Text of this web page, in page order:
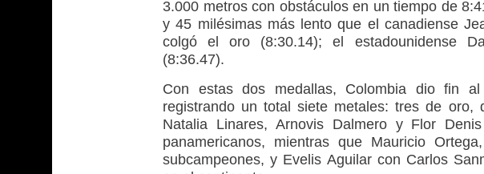
3.000 metros con obstáculos en un tiempo de
y 45 milésimas más lento que el canadiense
colgó el oro (8:30.14); el estadounidense
(8:36.47).
Con estas dos medallas, Colombia dio fin
registrando un total siete metales: tres de
Natalia Linares, Arnovis Dalmero y Flor
panamericanos, mientras que Mauricio
subcampeones, y Evelis Aguilar con Carlos